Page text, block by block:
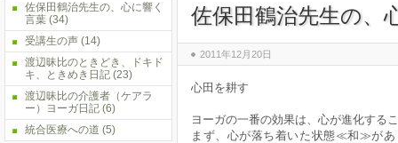
佐保田鶴治先生の、
2011年12月20日
心田を耕す
ヨーガの一番の効果は、心が進化する
まず、心が落ち着いた状態≪和≫が
佐保田鶴治先生の、心に響く
言葉 (34)
受講生の声 (14)
渡辺昧比のときどき、ドキド
キ、ときめき日記 (23)
渡辺昧比の介護者（ケアラ
ー）ヨーガ日記 (6)
統合医療への道 (5)